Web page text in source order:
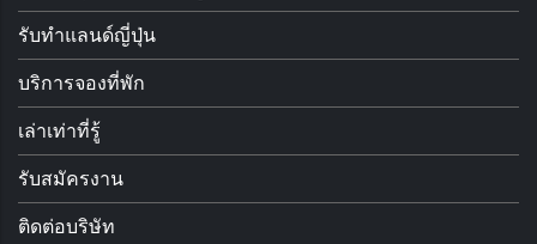
รับทำแลนด์ญี่ปุ่น
บริการจองที่พัก
เล่าเท่าที่รู้
รับสมัครงาน
ติดต่อบริษัท